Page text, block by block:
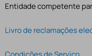
Entidade competente
Livro de reclamações